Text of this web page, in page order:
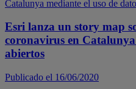
Esri lanza un story map
coronavirus en
abiertos
Publicado el 16/06/2020